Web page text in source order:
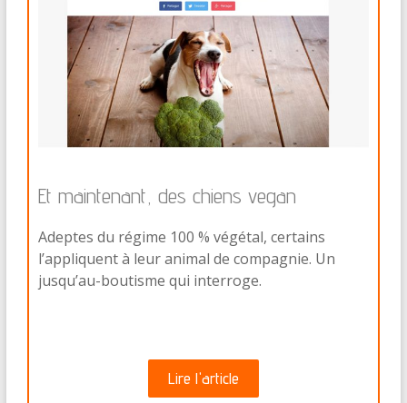
Et maintenant, des chiens vegan
Adeptes du régime 100 % végétal, certains
l’appliquent à leur animal de compagnie. Un
jusqu’au-boutisme qui interroge.
Lire l'article